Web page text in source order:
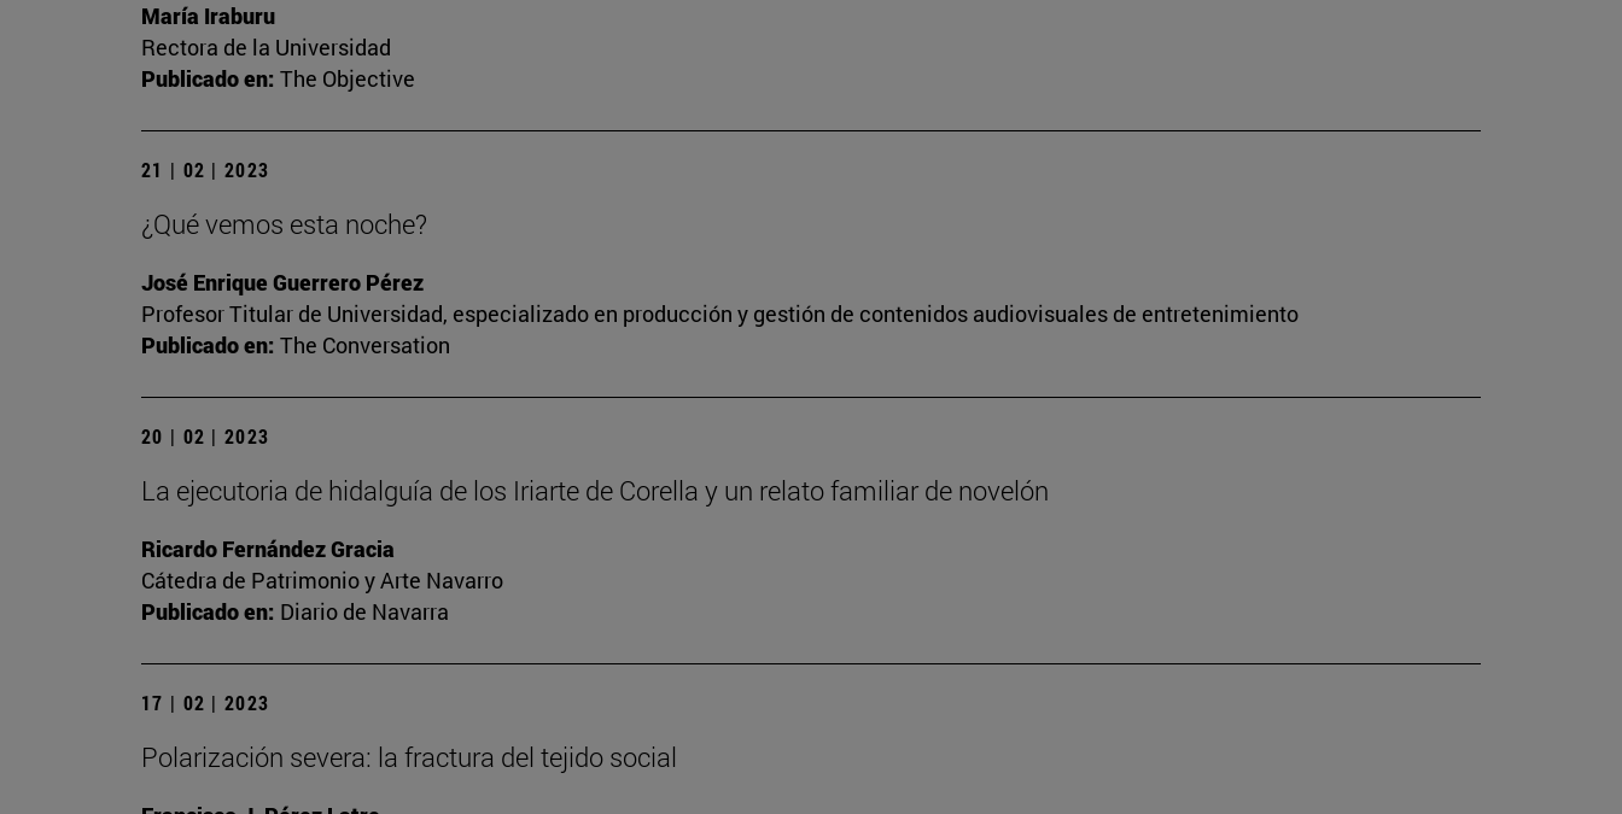
María Iraburu
Rectora de la Universidad
Publicado en: The Objective
21 | 02 | 2023
¿Qué vemos esta noche?
José Enrique Guerrero Pérez
Profesor Titular de Universidad, especializado en producción y gestión de contenidos audiovisuales de entretenimiento
Publicado en: The Conversation
20 | 02 | 2023
La ejecutoria de hidalguía de los Iriarte de Corella y un relato familiar de novelón
Ricardo Fernández Gracia
Cátedra de Patrimonio y Arte Navarro
Publicado en: Diario de Navarra
17 | 02 | 2023
Polarización severa: la fractura del tejido social